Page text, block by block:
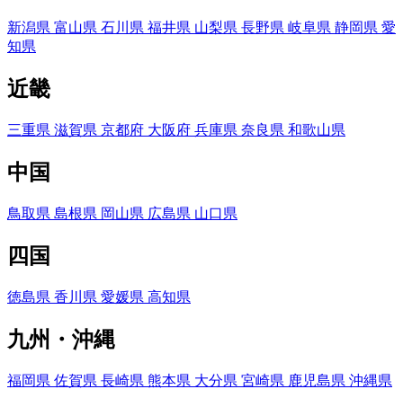
新潟県 富山県 石川県 福井県 山梨県 長野県 岐阜県 静岡県 愛
知県
近畿
三重県 滋賀県 京都府 大阪府 兵庫県 奈良県 和歌山県
中国
鳥取県 島根県 岡山県 広島県 山口県
四国
徳島県 香川県 愛媛県 高知県
九州・沖縄
福岡県 佐賀県 長崎県 熊本県 大分県 宮崎県 鹿児島県 沖縄県